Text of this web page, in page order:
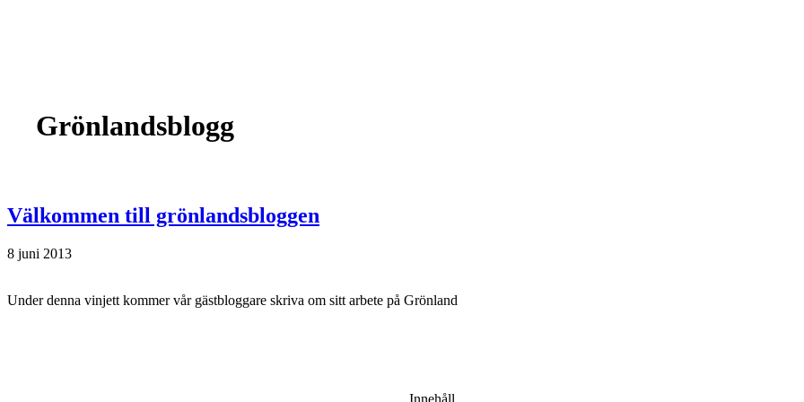
Grönlandsblogg
Välkommen till grönlandsbloggen
8 juni 2013
Under denna vinjett kommer vår gästbloggare skriva om sitt arbete på Grönland
Innehåll